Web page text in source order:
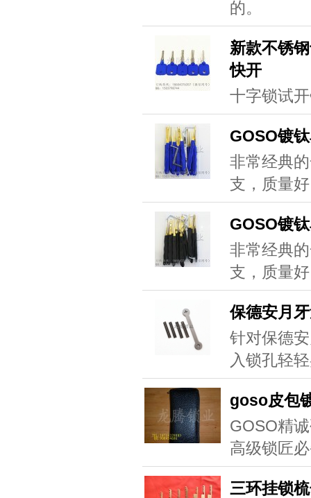
的。
新款不锈
快开
十字锁试
GOSO镀
非常经典
支，质量
GOSO镀
非常经典
支，质量
保德安月
针对保德
入锁孔轻
goso皮包
GOSO精
高级锁匠
三环挂锁